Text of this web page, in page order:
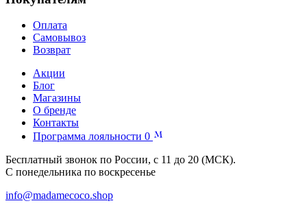
Оплата
Самовывоз
Возврат
Акции
Блог
Магазины
О бренде
Контакты
Программа лояльности 0
Бесплатный звонок по России, с 11 до 20 (МСК).
С понедельника по воскресенье
info@madamecoco.shop